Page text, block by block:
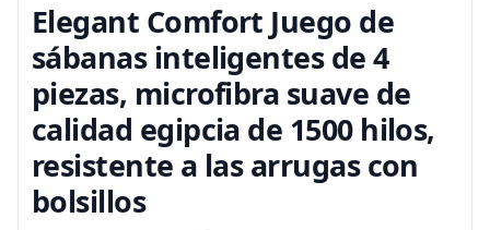
Elegant Comfort Juego de
sábanas inteligentes de 4
piezas, microfibra suave de
calidad egipcia de 1500 hilos,
resistente a las arrugas con
bolsillos